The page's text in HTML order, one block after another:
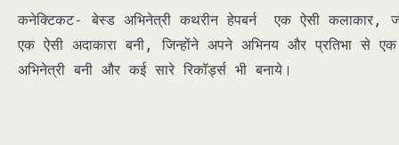
कनेक्टिकट- बेस्ड अभिनेत्री कथरीन हेपबर्न एक ऐसी
एक ऐसी अदाकारा बनी, जिन्होंने अपने अभिनय और प्रतिभा से
अभिनेत्री बनी और कई सारे रिकॉर्ड्स भी बनाये।